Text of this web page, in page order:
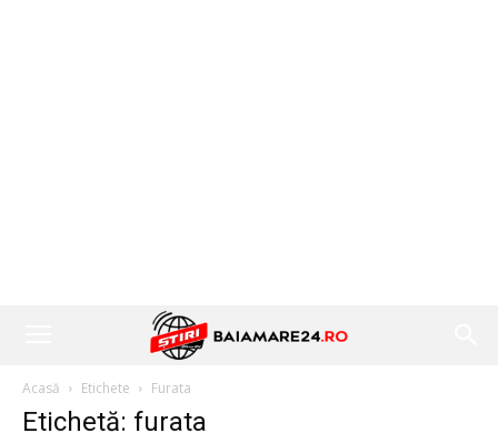
Acasă Etichete Furata
Etichetă: furata